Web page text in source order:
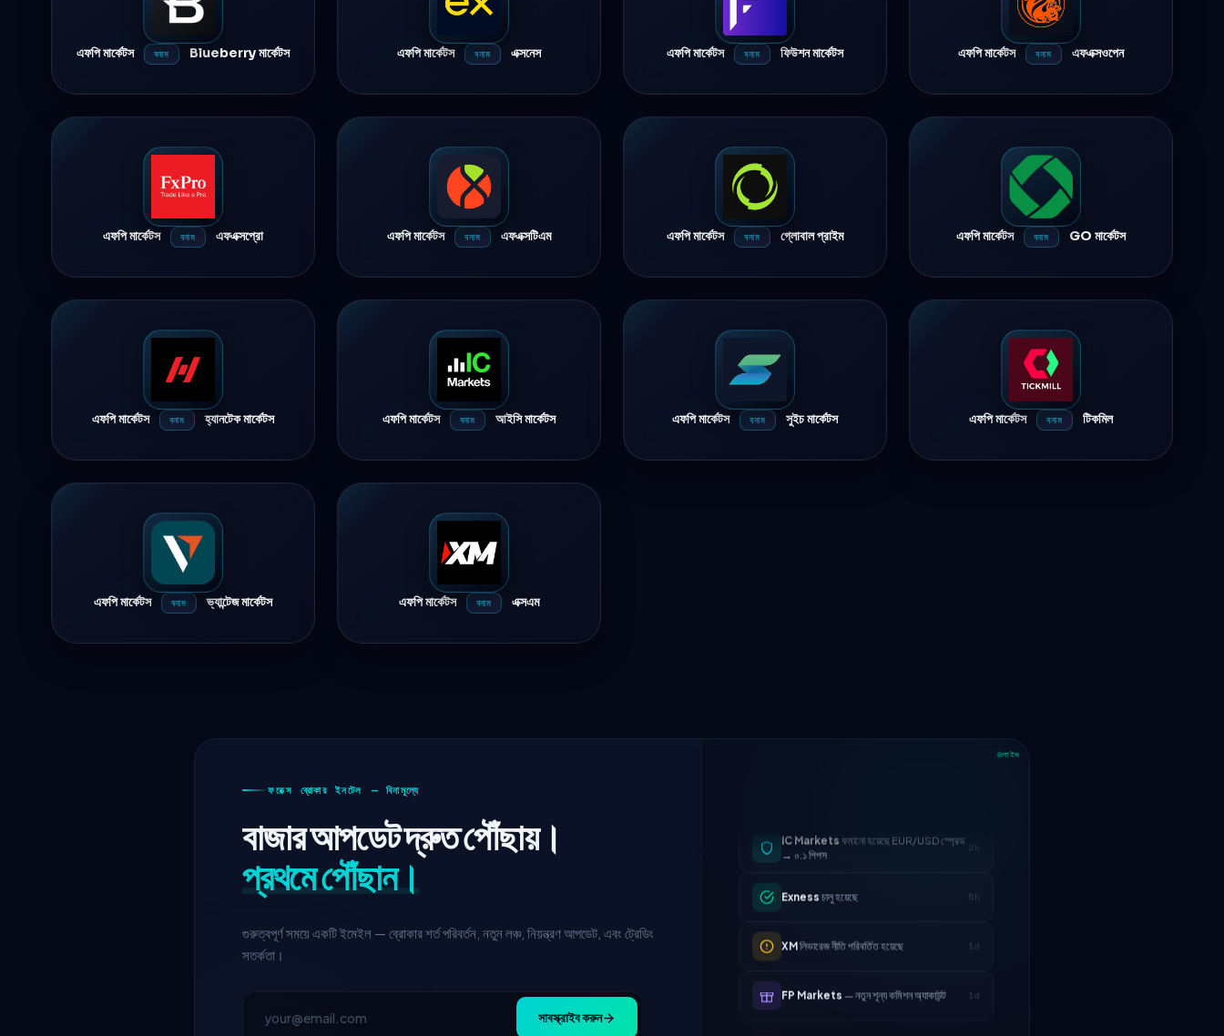
এফপি মার্কেটস বনাম Blueberry মার্কেটস এফপি মার্কেটস বনাম এক্সনেস এফপি মার্কেটস বনাম ফিউশন মার্কেটস এফপি মার্কেটস বনাম এফএক্সওপেন
এফপি মার্কেটস বনাম এফএক্সপ্রো এফপি মার্কেটস বনাম এফএক্সটিএম এফপি মার্কেটস বনাম গ্লোবাল প্রাইম এফপি মার্কেটস বনাম GO মার্কেটস
এফপি মার্কেটস বনাম হ্যানটেক মার্কেটস এফপি মার্কেটস বনাম আইসি মার্কেটস এফপি মার্কেটস বনাম সুইচ মার্কেটস এফপি মার্কেটস বনাম টিকমিল
এফপি মার্কেটস বনাম ভ্যান্টেজ মার্কেটস এফপি মার্কেটস বনাম এক্সএম
ফরেক্স ব্রোকার ইনটেল — বিনামূল্যে
বাজার আপডেট দ্রুত পৌঁছায়।
প্রথমে পৌঁছান।
গুরুত্বপূর্ণ সময়ে একটি ইমেইল — ব্রোকার শর্ত পরিবর্তন, নতুন লঞ্চ, নিয়ন্ত্রণ আপডেট, এবং ট্রেডিং
সতর্কতা।
সাবস্ক্রাইব করুন
লাইভ
Exnessচালু হয়েছে
XMলিভারেজ নীতি পরিবর্তিত হয়েছে
FP Markets— নতুন শূন্য কমিশন অ্যাকাউন্ট
AvaTradeনিয়ন্ত্রক লাইসেন্স হারিয়েছে